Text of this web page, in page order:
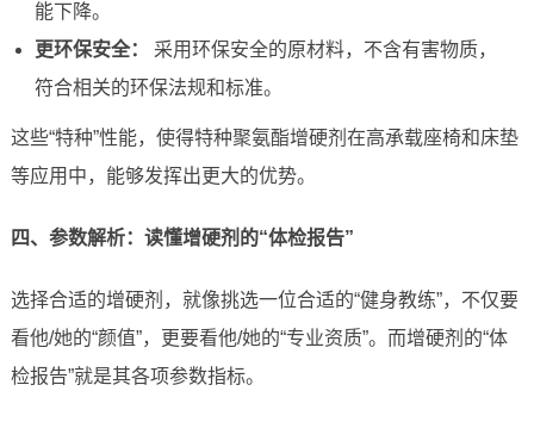
能下降。
更环保安全：
采用环保安全的原材料，不含有害物质，
符合相关的环保法规和标准。
这些“特种”性能，使得特种聚氨酯增硬剂在高承载座椅和床垫
等应用中，能够发挥出更大的优势。
四、参数解析：读懂增硬剂的“体检报告”
选择合适的增硬剂，就像挑选一位合适的“健身教练”，不仅要
看他/她的“颜值”，更要看他/她的“专业资质”。而增硬剂的“体
检报告”就是其各项参数指标。